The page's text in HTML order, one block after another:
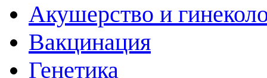
Акушерство и
Вакцинация
Генетика